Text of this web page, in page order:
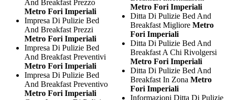
And Breakfast Prezzo
Metro Fori Imperiali
Impresa Di Pulizie Bed
And Breakfast Prezzi
Metro Fori Imperiali
Impresa Di Pulizie Bed
And Breakfast Preventivi
Metro Fori Imperiali
Impresa Di Pulizie Bed
And Breakfast Preventivo
Metro Fori Imperiali
Metro Fori Imperiali
Ditta Di Pulizie Bed And
Breakfast Migliore Metro
Fori Imperiali
Ditta Di Pulizie Bed And
Breakfast A Chi Rivolgersi
Metro Fori Imperiali
Ditta Di Pulizie Bed And
Breakfast In Zona Metro
Fori Imperiali
Informazioni Ditta Di Pulizie